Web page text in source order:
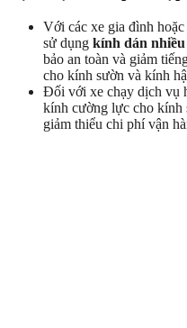
Với các xe gia đình
sử dụng kính dán
bảo an toàn và giảm
cho kính sườn và kính
Đối với xe chạy dịch vụ
kính cường lực cho kính
giảm thiểu chi phí vận